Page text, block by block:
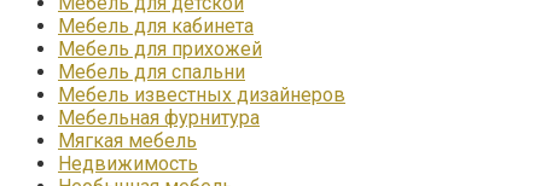
Мебель для кабинета
Мебель для прихожей
Мебель для спальни
Мебель известных дизайнеров
Мебельная фурнитура
Мягкая мебель
Недвижимость